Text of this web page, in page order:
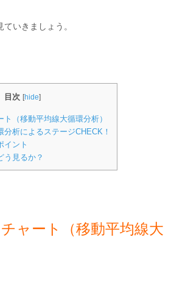
いきましょう。
目次 [hide]
（移動平均線大循環分析）
分析によるステージCHECK！
イント
う見るか？
ャート（移動平均線大